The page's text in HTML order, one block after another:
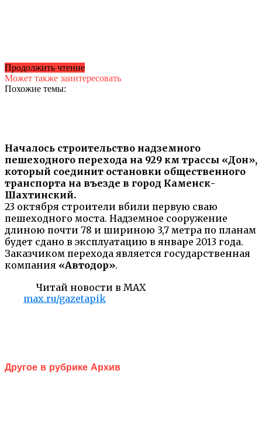
Началось строительство надземного
пешеходного перехода на 929 км трассы «Дон»,
который соединит остановки общественного
транспорта на въезде в город Каменск-
Шахтинский.
23 октября строители вбили первую сваю
пешеходного моста. Надземное сооружение
длиною почти 78 и шириною 3,7 метра по планам
будет сдано в эксплуатацию в январе 2013 года.
Заказчиком перехода является государственная
компания «Автодор».
Читай новости в MAX
max.ru/gazetapik
Продолжить чтение
Может также заинтересовать
Похожие темы:
Другое в рубрике Архив